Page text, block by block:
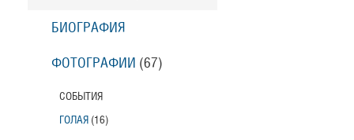
БИОГРАФИЯ
ФОТОГРАФИИ (67)
СОБЫТИЯ
ГОЛАЯ (16)